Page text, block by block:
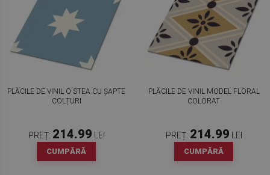
PLĂCILE DE VINIL O STEA CU ȘAPTE
COLȚURI
PREȚ: 214.99 LEI
CUMPĂRĂ
PLĂCILE DE VINIL MODEL FLORAL
COLORAT
PREȚ: 214.99 LEI
CUMPĂRĂ